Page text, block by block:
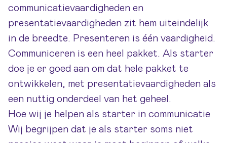
communicatievaardigheden en
presentatievaardigheden zit hem uiteindelijk
in de breedte. Presenteren is één vaardigheid.
Communiceren is een heel pakket. Als starter
doe je er goed aan om dat hele pakket te
ontwikkelen, met presentatievaardigheden als
een nuttig onderdeel van het geheel.
Hoe wij je helpen als starter in communicatie
Wij begrijpen dat je als starter soms niet